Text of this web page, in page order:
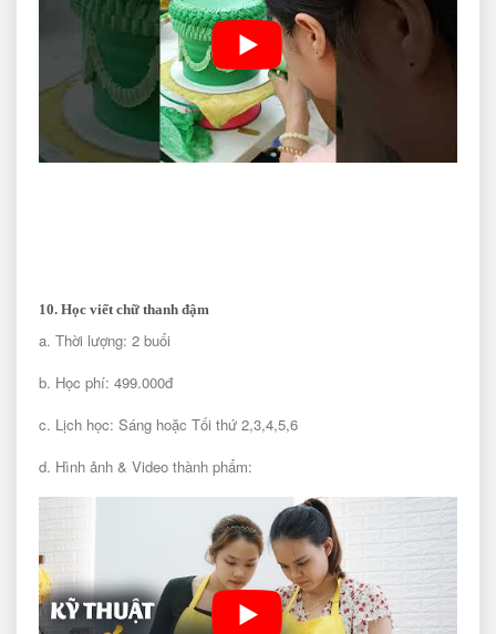
10. Học viết chữ thanh đậm
a. Thời lượng: 2 buổi
b. Học phí: 499.000đ
c. Lịch học: Sáng hoặc Tối thứ 2,3,4,5,6
d. Hình ảnh & Video thành phẩm: